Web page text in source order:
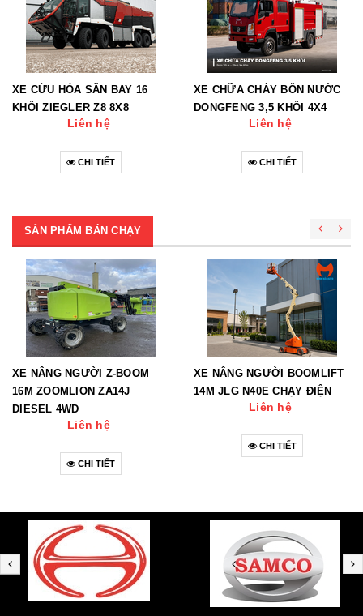
XE CỨU HỎA SÂN BAY 16
KHỐI ZIEGLER Z8 8X8
Liên hệ
CHI TIẾT
XE CHỮA CHÁY BỒN NƯỚC
DONGFENG 3,5 KHỐI 4X4
Liên hệ
CHI TIẾT
SẢN PHẨM BÁN CHẠY
XE NÂNG NGƯỜI Z-BOOM
16M ZOOMLION ZA14J
DIESEL 4WD
Liên hệ
CHI TIẾT
XE NÂNG NGƯỜI BOOMLIFT
14M JLG N40E CHẠY ĐIỆN
Liên hệ
CHI TIẾT